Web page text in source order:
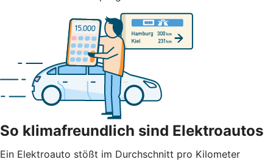
So klimafreundlich sind Elektroautos
Ein Elektroauto stößt im Durchschnitt pro Kilometer